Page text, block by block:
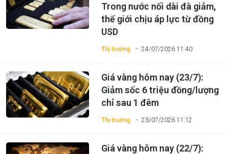
Thị trường 24/07/2026 11:40
Trong nước nối dài đà giảm,
thế giới chịu áp lực từ đồng
USD
Thị trường 23/07/2026 11:12
Giá vàng hôm nay (23/7):
Giảm sốc 6 triệu đồng/lượng
chỉ sau 1 đêm
Giá vàng hôm nay (22/7):